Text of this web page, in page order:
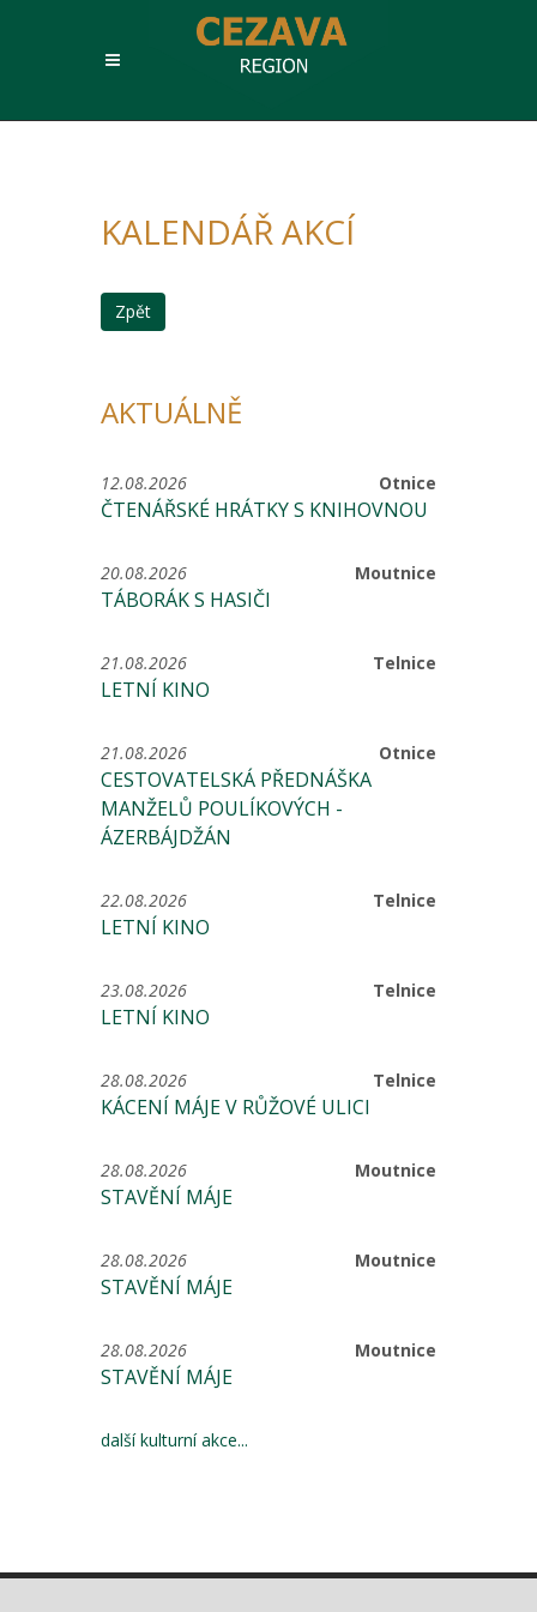
KALENDÁŘ AKCÍ
Zpět
AKTUÁLNĚ
Otnice
12.08.2026
ČTENÁŘSKÉ HRÁTKY S KNIHOVNOU
Moutnice
20.08.2026
TÁBORÁK S HASIČI
Telnice
21.08.2026
LETNÍ KINO
Otnice
21.08.2026
CESTOVATELSKÁ PŘEDNÁŠKA
MANŽELŮ POULÍKOVÝCH -
ÁZERBÁJDŽÁN
Telnice
22.08.2026
LETNÍ KINO
Telnice
23.08.2026
LETNÍ KINO
Telnice
28.08.2026
KÁCENÍ MÁJE V RŮŽOVÉ ULICI
Moutnice
28.08.2026
STAVĚNÍ MÁJE
Moutnice
28.08.2026
STAVĚNÍ MÁJE
Moutnice
28.08.2026
STAVĚNÍ MÁJE
další kulturní akce...